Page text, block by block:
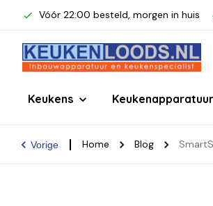
Vóór 22:00 besteld, morgen in huis
Keukens Keukenapparatuur
Vorige Home Blog